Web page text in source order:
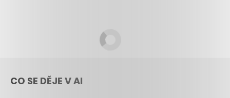
CO SE DĚJE V AI